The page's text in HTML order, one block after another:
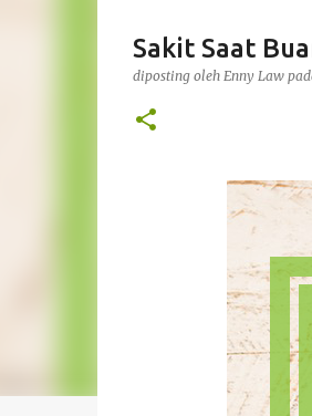
Sakit Saat
diposting oleh Enny Law